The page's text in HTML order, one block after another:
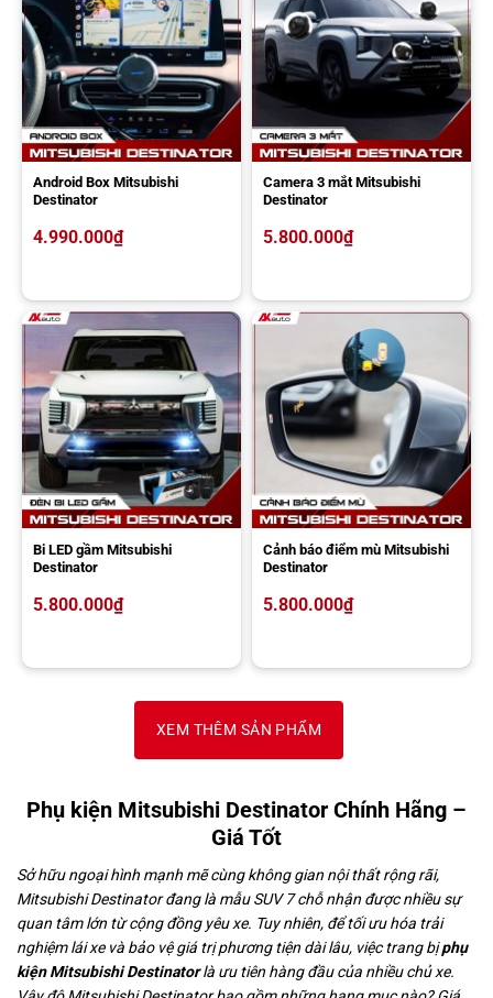
Android Box Mitsubishi
Destinator
4.990.000₫
Camera 3 mắt Mitsubishi
Destinator
5.800.000₫
Bi LED gầm Mitsubishi
Destinator
5.800.000₫
Cảnh báo điểm mù Mitsubishi
Destinator
5.800.000₫
XEM THÊM SẢN PHẨM
Phụ kiện Mitsubishi Destinator Chính Hãng –
Giá Tốt
Sở hữu ngoại hình mạnh mẽ cùng không gian nội thất rộng rãi,
Mitsubishi Destinator đang là mẫu SUV 7 chỗ nhận được nhiều sự
quan tâm lớn từ cộng đồng yêu xe. Tuy nhiên, để tối ưu hóa trải
nghiệm lái xe và bảo vệ giá trị phương tiện dài lâu, việc trang bịphụ
kiện Mitsubishi Destinatorlà ưu tiên hàng đầu của nhiều chủ xe.